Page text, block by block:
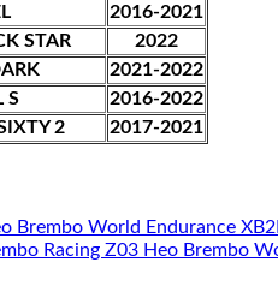
2016-2021
STAR
2022
2021-2022
S
2016-2022
2 2017-2021